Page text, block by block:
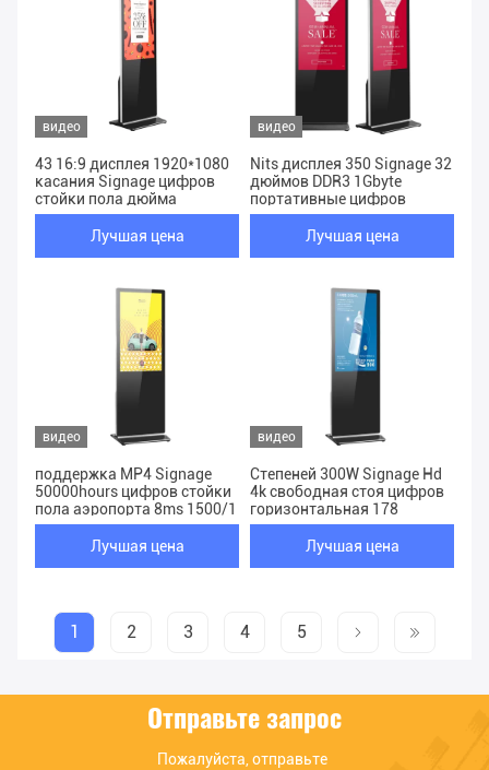
видео
43 16:9 дисплея 1920*1080
касания Signage цифров
стойки пола дюйма
Лучшая цена
видео
Nits дисплея 350 Signage 32
дюймов DDR3 1Gbyte
портативные цифров
Лучшая цена
видео
поддержка MP4 Signage
50000hours цифров стойки
пола аэропорта 8ms 1500/1
Лучшая цена
видео
Степеней 300W Signage Hd
4k свободная стоя цифров
горизонтальная 178
Лучшая цена
1 2 3 4 5
Отправьте запрос
Пожалуйста, отправьте